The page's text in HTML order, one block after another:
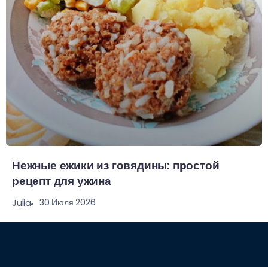
Нежные ежики из говядины: простой
рецепт для ужина
Julia 30 Июля 2026